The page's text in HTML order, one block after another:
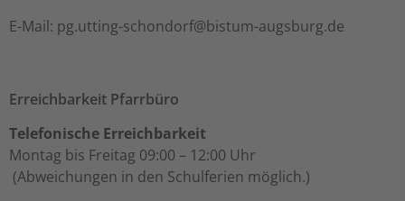
ed.grubsgua-mutsib@frodnohcs-gnittu.gp :liaM-E
Erreichbarkeit Pfarrbüro
Telefonische Erreichbarkeit
Montag bis Freitag 09:00 – 12:00 Uhr
(Abweichungen in den Schulferien möglich.)